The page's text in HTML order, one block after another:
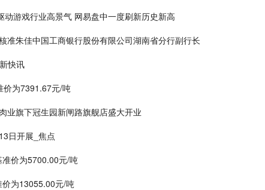
动游戏行业高景气 网易盘中一度刷新历史新高
准朱佳中国工商银行股份有限公司湖南省分行副行长
快讯
价为7391.67元/吨
业旗下冠生园新闸路旗舰店盛大开业
日开展_焦点
价为5700.00元/吨
为13055.00元/吨